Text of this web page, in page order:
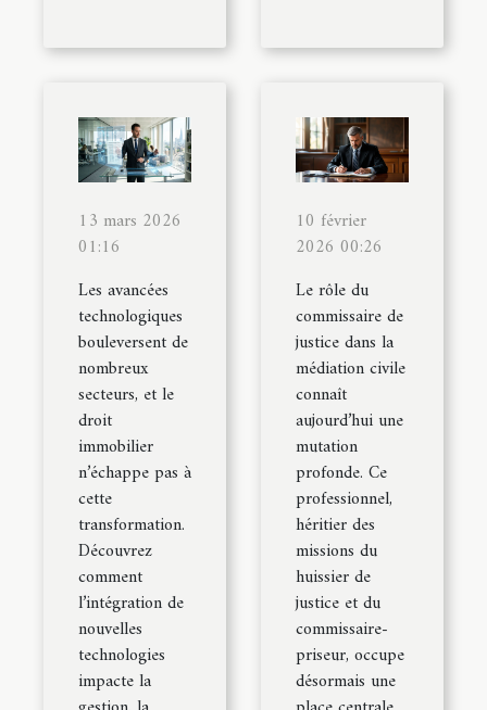
13 mars 2026
01:16
Les avancées
technologiques
bouleversent de
nombreux
secteurs, et le
droit
immobilier
n’échappe pas à
cette
transformation.
Découvrez
comment
l’intégration de
nouvelles
technologies
impacte la
10 février
2026 00:26
Le rôle du
commissaire de
justice dans la
médiation civile
connaît
aujourd’hui une
mutation
profonde. Ce
professionnel,
héritier des
missions du
huissier de
justice et du
commissaire-
priseur, occupe
désormais une